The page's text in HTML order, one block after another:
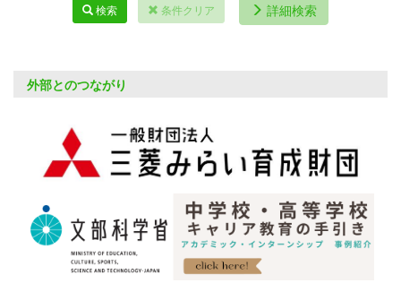
検索 条件クリア 詳細検索
外部とのつながり